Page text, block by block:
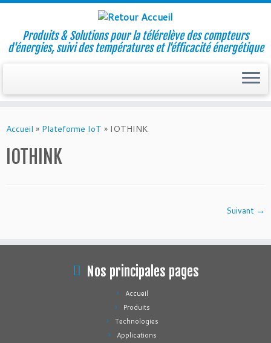
to
Produits & Solutions pour la télérelève des compteurs
d'énergies, suivi des températures et l'éfficacité énergétique
Accueil » Plateforme IoT » IOTHINK
IOTHINK
Suivant →
Nos principales pages
Accueil
Produits
Technologies
Applications